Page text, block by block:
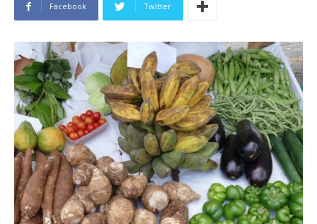
Facebook Twitter